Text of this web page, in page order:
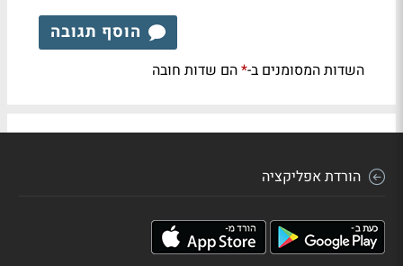
הוסף תגובה
השדות המסומנים ב-*הם שדות חובה
הורדת אפליקציה